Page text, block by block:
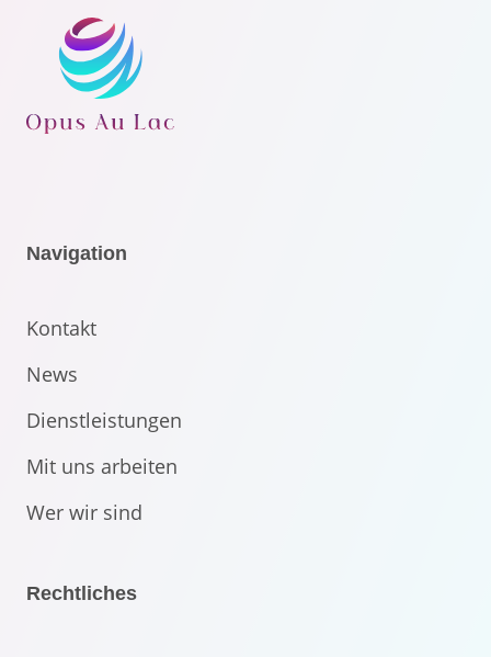
Navigation
Kontakt
News
Dienstleistungen
Mit uns arbeiten
Wer wir sind
Rechtliches